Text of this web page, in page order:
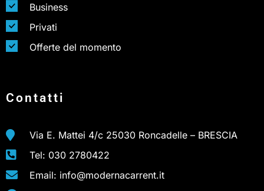
Business
Privati
Offerte del momento
Contatti
Via E. Mattei 4/c 25030 Roncadelle – BRESCIA
Tel: 030 2780422
Email: info@modernacarrent.it